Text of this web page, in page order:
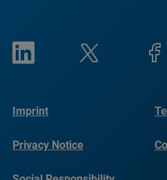
Imprint
Privacy Notice